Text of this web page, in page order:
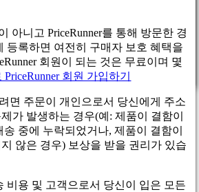
이어를 잃었습니다.
Lost Ark는 Steam
금지된 후 200,000
어를 잃었습니다.
받다고 동의합니다. 취소할 수 없습니
아니고 PriceRunner를 통해 방문한 경
등록하면 여전히 구매자 보호 혜택을
회원이 되는 것은 무료이며 몇
PriceRunner 회원 가입하기
면 주문이 개인으로서 당신에게 주소
가 발생하는 경우(예: 제품이 결함이
중에 누락되었거나, 제품이 결함이
않은 경우) 보상을 받을 권리가 있습
비용 및 고객으로서 당신이 입은 모든